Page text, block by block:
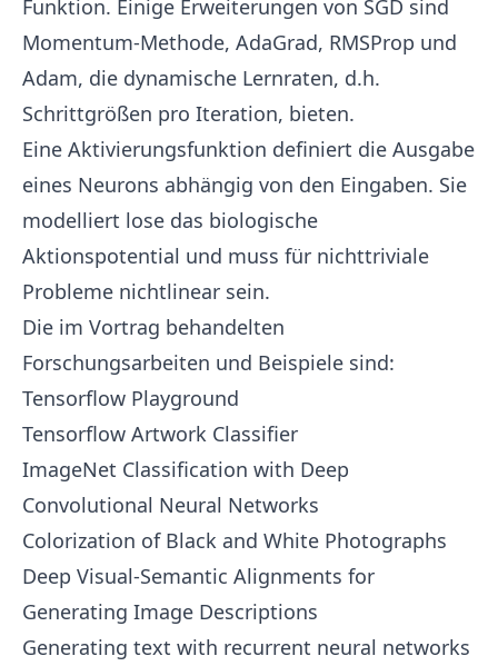
Funktion. Einige Erweiterungen von SGD sind
Momentum-Methode, AdaGrad, RMSProp und
Adam, die dynamische Lernraten, d.h.
Schrittgrößen pro Iteration, bieten.
Eine Aktivierungsfunktion definiert die Ausgabe
eines Neurons abhängig von den Eingaben. Sie
modelliert lose das biologische
Aktionspotential und muss für nichttriviale
Probleme nichtlinear sein.
Die im Vortrag behandelten
Forschungsarbeiten und Beispiele sind:
Tensorflow Playground
Tensorflow Artwork Classifier
ImageNet Classification with Deep
Convolutional Neural Networks
Colorization of Black and White Photographs
Deep Visual-Semantic Alignments for
Generating Image Descriptions
Generating text with recurrent neural networks